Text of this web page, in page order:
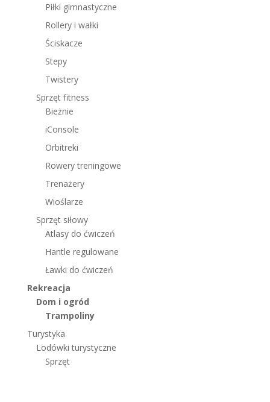
Piłki gimnastyczne
Rollery i wałki
Ściskacze
Stepy
Twistery
Sprzęt fitness
Bieżnie
iConsole
Orbitreki
Rowery treningowe
Trenażery
Wioślarze
Sprzęt siłowy
Atlasy do ćwiczeń
Hantle regulowane
Ławki do ćwiczeń
Rekreacja
Dom i ogród
Trampoliny
Turystyka
Lodówki turystyczne
Sprzęt